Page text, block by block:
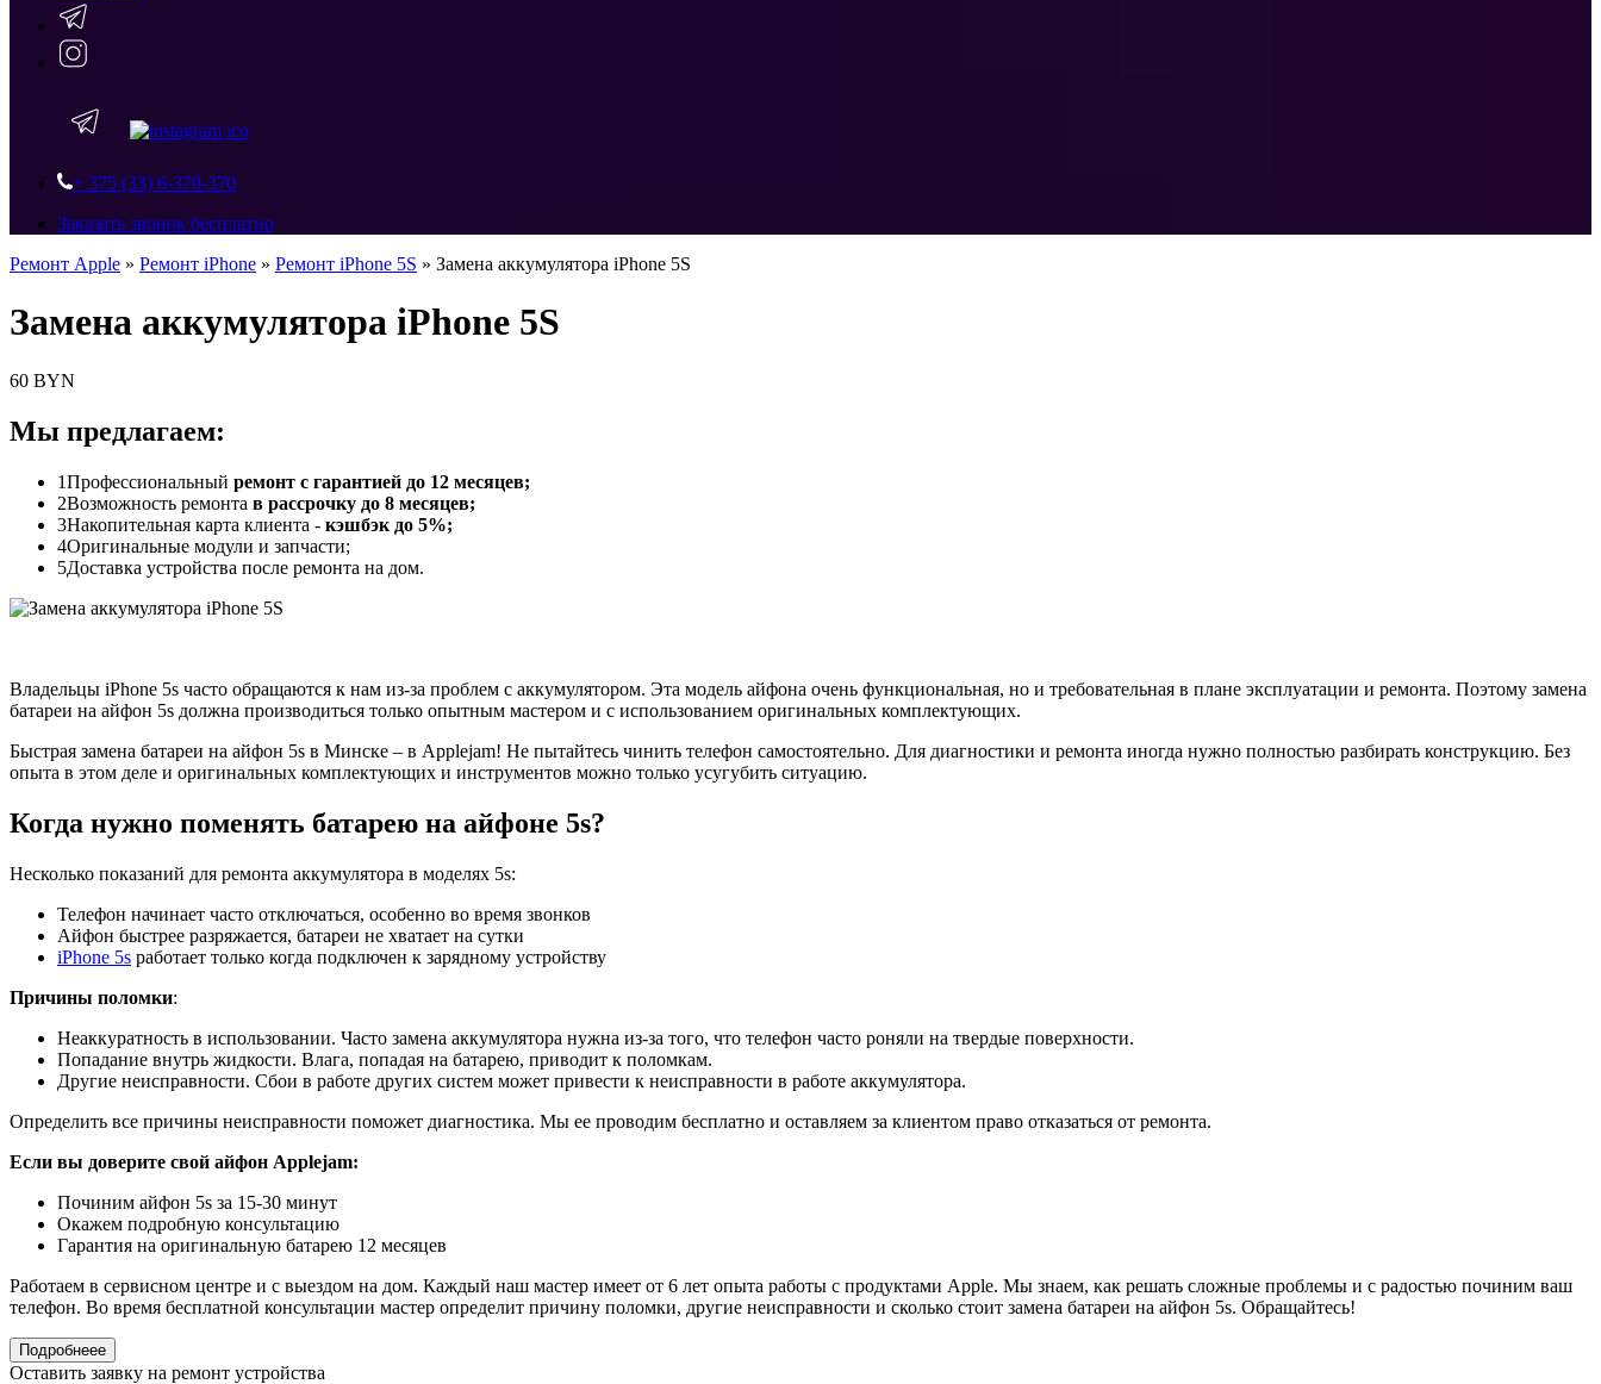
+ 375 (33) 6-370-370
Заказать звонок бесплатно
Ремонт Apple » Ремонт iPhone » Ремонт iPhone 5S » Замена аккумулятора iPhone 5S
Замена аккумулятора iPhone 5S
60 BYN
Мы предлагаем:
1Профессиональный ремонт с гарантией до 12 месяцев;
2Возможность ремонта в рассрочку до 8 месяцев;
3Накопительная карта клиента - кэшбэк до 5%;
4Оригинальные модули и запчасти;
5Доставка устройства после ремонта на дом.
Владельцы iPhone 5s часто обращаются к нам из-за проблем с аккумулятором. Эта модель айфона очень функциональная, но и требовательная в плане эксплуатации и ремонта. Поэтому замена
батареи на айфон 5s должна производиться только опытным мастером и с использованием оригинальных комплектующих.
Быстрая замена батареи на айфон 5s в Минске – в Applejam! Не пытайтесь чинить телефон самостоятельно. Для диагностики и ремонта иногда нужно полностью разбирать конструкцию. Без
опыта в этом деле и оригинальных комплектующих и инструментов можно только усугубить ситуацию.
Когда нужно поменять батарею на айфоне 5s?
Несколько показаний для ремонта аккумулятора в моделях 5s:
Телефон начинает часто отключаться, особенно во время звонков
Айфон быстрее разряжается, батареи не хватает на сутки
iPhone 5s работает только когда подключен к зарядному устройству
Причины поломки:
Неаккуратность в использовании. Часто замена аккумулятора нужна из-за того, что телефон часто роняли на твердые поверхности.
Попадание внутрь жидкости. Влага, попадая на батарею, приводит к поломкам.
Другие неисправности. Сбои в работе других систем может привести к неисправности в работе аккумулятора.
Определить все причины неисправности поможет диагностика. Мы ее проводим бесплатно и оставляем за клиентом право отказаться от ремонта.
Если вы доверите свой айфон Applejam:
Починим айфон 5s за 15-30 минут
Окажем подробную консультацию
Гарантия на оригинальную батарею 12 месяцев
Работаем в сервисном центре и с выездом на дом. Каждый наш мастер имеет от 6 лет опыта работы с продуктами Apple. Мы знаем, как решать сложные проблемы и с радостью починим ваш
телефон. Во время бесплатной консультации мастер определит причину поломки, другие неисправности и сколько стоит замена батареи на айфон 5s. Обращайтесь!
Подробнеее
Оставить заявку на ремонт устройства